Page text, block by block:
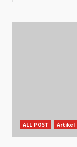
ALL POST Artikel